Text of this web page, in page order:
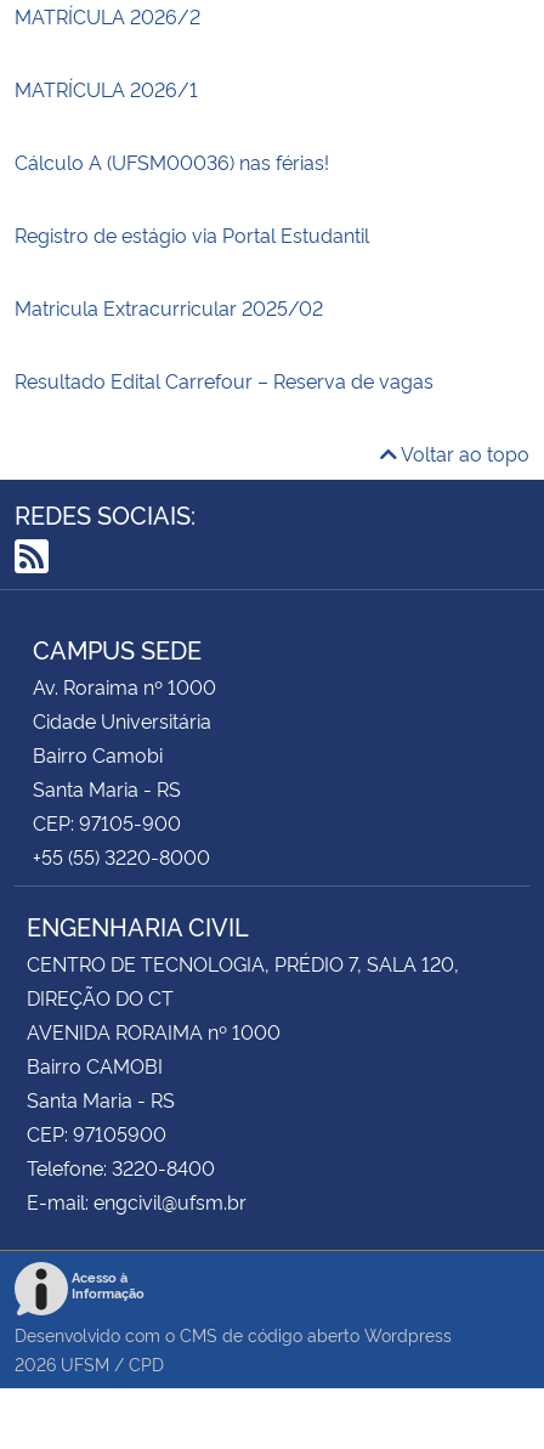
MATRÍCULA 2026/2
MATRÍCULA 2026/1
Cálculo A (UFSM00036) nas férias!
Registro de estágio via Portal Estudantil
Matricula Extracurricular 2025/02
Resultado Edital Carrefour – Reserva de vagas
Voltar ao topo
REDES SOCIAIS:
RSS
CAMPUS SEDE
Av. Roraima nº 1000
Cidade Universitária
Bairro Camobi
Santa Maria - RS
CEP: 97105-900
+55 (55) 3220-8000
ENGENHARIA CIVIL
CENTRO DE TECNOLOGIA, PRÉDIO 7, SALA 120,
DIREÇÃO DO CT
AVENIDA RORAIMA nº 1000
Bairro CAMOBI
Santa Maria - RS
CEP: 97105900
Telefone: 3220-8400
E-mail: engcivil@ufsm.br
Acesso à
Informação
Desenvolvido com o CMS de código aberto Wordpress
2026 UFSM / CPD